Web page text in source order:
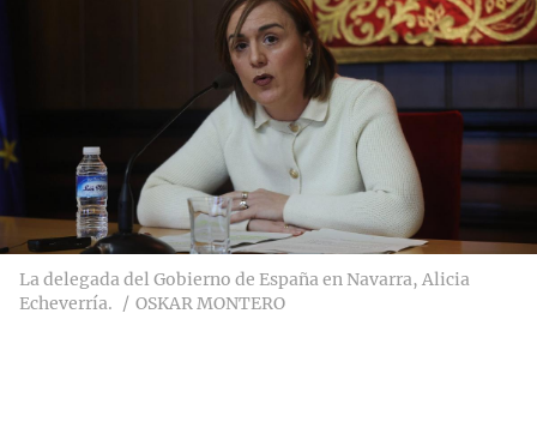
La delegada del Gobierno de España en Navarra, Alicia
Echeverría.
OSKAR MONTERO